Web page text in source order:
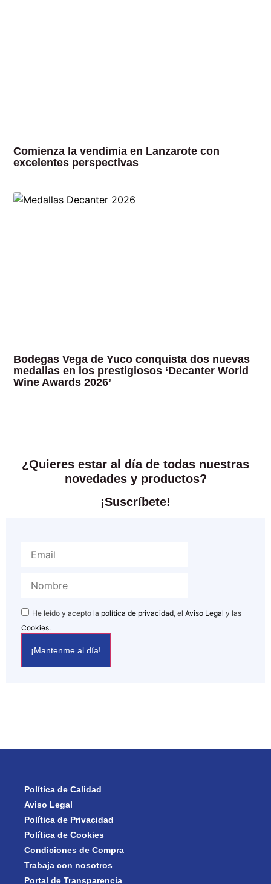
Comienza la vendimia en Lanzarote con
excelentes perspectivas
Bodegas Vega de Yuco conquista dos nuevas
medallas en los prestigiosos ‘Decanter World
Wine Awards 2026’
¿Quieres estar al día de todas nuestras
novedades y productos?
¡Suscríbete!
He leído y acepto la política de privacidad, el Aviso Legal y las
Cookies.
Política de Calidad
Aviso Legal
Política de Privacidad
Política de Cookies
Condiciones de Compra
Trabaja con nosotros
Portal de Transparencia